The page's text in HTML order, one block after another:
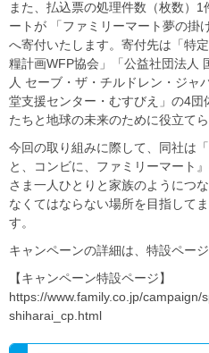
また、払込票の処理件数（枚数）1
ートが 「ファミリーマート夢の掛
へ寄付いたします。寄付先は「特
糧計画WFP協会」「公益社団法人
人 セーブ・ザ・チルドレン・ジャ
堂支援センター・むすびえ」の4
たちと地球の未来のために役立てら
今回の取り組みに際して、同社は
と、コンビに、ファミリーマート
さま一人ひとりと家族のようにつ
なくてはならない場所を目指して
す。
キャンペーンの詳細は、特設ペー
【キャンペーン特設ページ】
https://www.family.co.jp/campaign/
shiharai_cp.html